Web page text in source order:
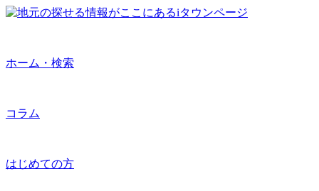
ホーム・検索
コラム
はじめての方